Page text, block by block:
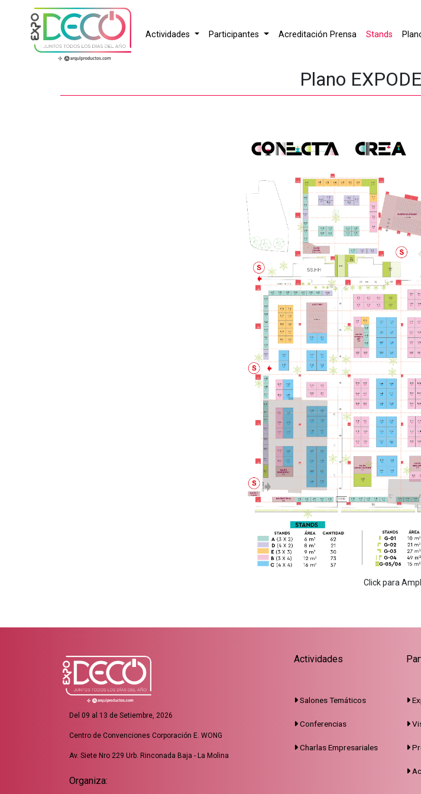
Actividades Participantes Acreditación Prensa Stands
Plano
Click para
Del 09 al 13 de Setiembre, 2026
Centro de Convenciones Corporación E. WONG
Av. Siete Nro 229 Urb. Rinconada Baja - La Molina
Organiza:
Actividades
Salones Temáticos
Conferencias
Charlas Empresariales